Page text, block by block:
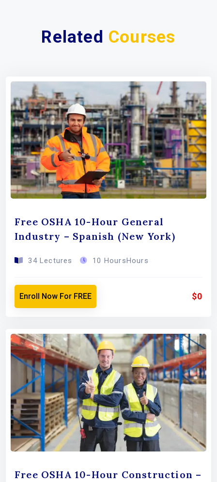
Related Courses
Free OSHA 10-Hour General
Industry – Spanish (New York)
34 Lectures 10 HoursHours
Enroll Now For FREE $0
Free OSHA 10-Hour Construction –